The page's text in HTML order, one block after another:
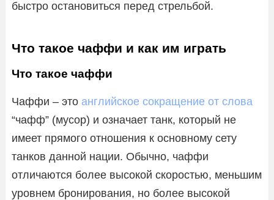
быстро остановиться перед стрельбой.
Что такое чаффи и как им играть
Что такое чаффи
Чаффи – это английское сокращение от слова
“чафф” (мусор) и означает танк, который не
имеет прямого отношения к основному сету
танков данной нации. Обычно, чаффи
отличаются более высокой скоростью, меньшим
уровнем бронирования, но более высокой